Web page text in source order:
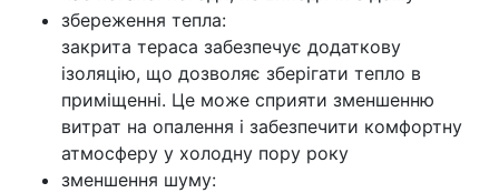
збереження тепла:
закрита тераса забезпечує додаткову
ізоляцію, що дозволяє зберігати тепло в
приміщенні. Це може сприяти зменшенню
витрат на опалення і забезпечити комфортну
атмосферу у холодну пору року
зменшення шуму: